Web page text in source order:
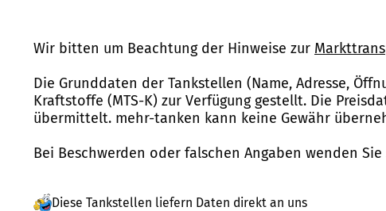
Wir bitten um Beachtung der Hinweise zur
Die Grunddaten der Tankstellen (Name, Adresse,
Kraftstoffe (MTS-K) zur Verfügung gestellt. Die
übermittelt. mehr-tanken kann keine Gewähr
Bei Beschwerden oder falschen Angaben wenden
Diese Tankstellen liefern Daten direkt an uns